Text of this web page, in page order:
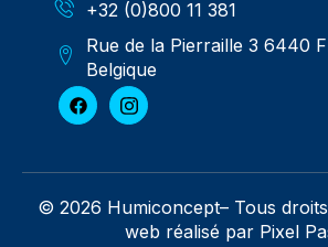
+32 (0)800 11 381
Rue de la Pierraille 3 6440
Belgique
© 2026 Humiconcept– Tous droits
web réalisé par Pixel